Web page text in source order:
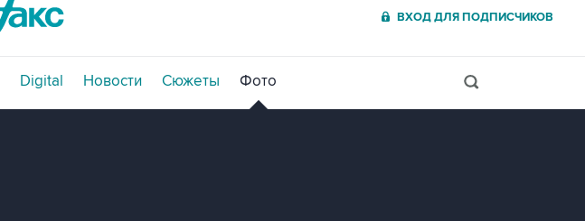
ВХОД ДЛЯ ПОДПИСЧИКОВ
Digital Новости Сюжеты Фото